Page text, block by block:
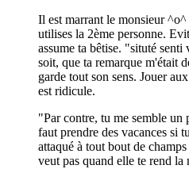
Il est marrant le monsieur
utilises la 2ème personne.
assume ta bêtise. "situté
soit, que ta remarque m'était
garde tout son sens. Jouer
est ridicule.
"Par contre, tu me semble un
faut prendre des vacances si
attaqué à tout bout de
veut pas quand elle te rend